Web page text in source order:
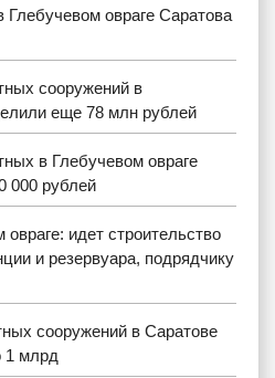
овраге Саратова
сооружений в
еще 78 млн рублей
в Глебучевом овраге
000 рублей
идет строительство
и резервуара, подрядчику
сооружений в Саратове
1 млрд